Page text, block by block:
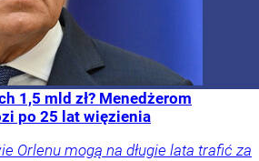
1,5 mld zł? Menedżerom
po 25 lat więzienia
Orlenu mogą na długie lata trafić za